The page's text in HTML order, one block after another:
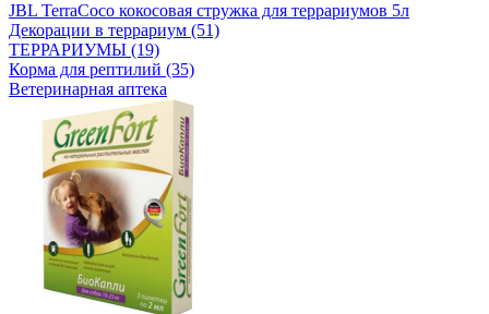
JBL TerraCoco кокосовая стружка для террариумов 5л
Декорации в террариум (51)
ТЕРРАРИУМЫ (19)
Корма для рептилий (35)
Ветеринарная аптека